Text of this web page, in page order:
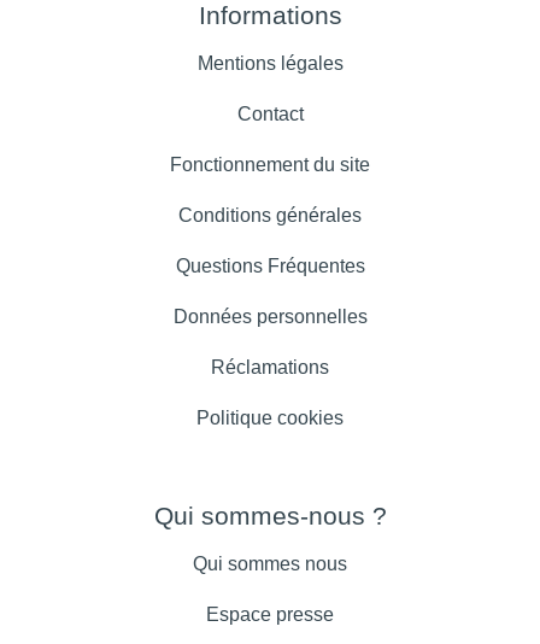
Informations
Mentions légales
Contact
Fonctionnement du site
Conditions générales
Questions Fréquentes
Données personnelles
Réclamations
Politique cookies
Qui sommes-nous ?
Qui sommes nous
Espace presse